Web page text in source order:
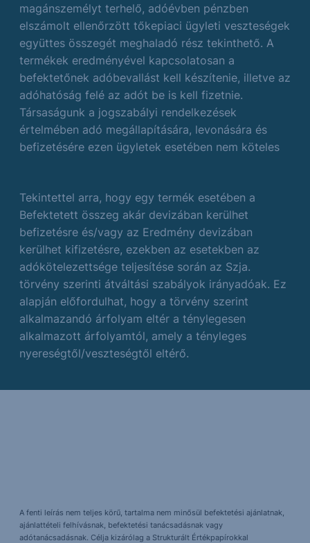
magánszemélyt terhelő, adóévben pénzben
elszámolt ellenőrzött tőkepiaci ügyleti veszteségek
együttes összegét meghaladó rész tekinthető. A
termékek eredményével kapcsolatosan a
befektetőnek adóbevallást kell készítenie, illetve az
adóhatóság felé az adót be is kell fizetnie.
Társaságunk a jogszabályi rendelkezések
értelmében adó megállapítására, levonására és
befizetésére ezen ügyletek esetében nem köteles
Tekintettel arra, hogy egy termék esetében a
Befektetett összeg akár devizában kerülhet
befizetésre és/vagy az Eredmény devizában
kerülhet kifizetésre, ezekben az esetekben az
adókötelezettsége teljesítése során az Szja.
törvény szerinti átváltási szabályok irányadóak. Ez
alapján előfordulhat, hogy a törvény szerint
alkalmazandó árfolyam eltér a ténylegesen
alkalmazott árfolyamtól, amely a tényleges
nyereségtől/veszteségtől eltérő.
A fenti leírás nem teljes körű, tartalma nem minősül befektetési ajánlatnak,
ajánlattételi felhívásnak, befektetési tanácsadásnak vagy
adótanácsadásnak. Célja kizárólag a Strukturált Értékpapírokkal